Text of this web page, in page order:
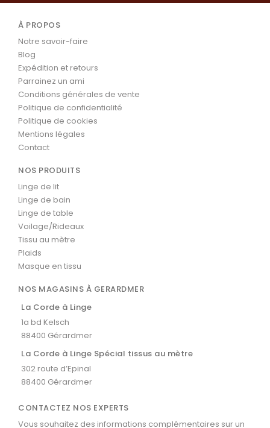
À PROPOS
Notre savoir-faire
Blog
Expédition et retours
Parrainez un ami
Conditions générales de vente
Politique de confidentialité
Politique de cookies
Mentions légales
Contact
NOS PRODUITS
Linge de lit
Linge de bain
Linge de table
Voilage/Rideaux
Tissu au mètre
Plaids
Masque en tissu
NOS MAGASINS À GERARDMER
La Corde à Linge
1a bd Kelsch
88400 Gérardmer
La Corde à Linge Spécial tissus au mètre
302 route d’Epinal
88400 Gérardmer
CONTACTEZ NOS EXPERTS
Vous souhaitez des informations complémentaires sur un